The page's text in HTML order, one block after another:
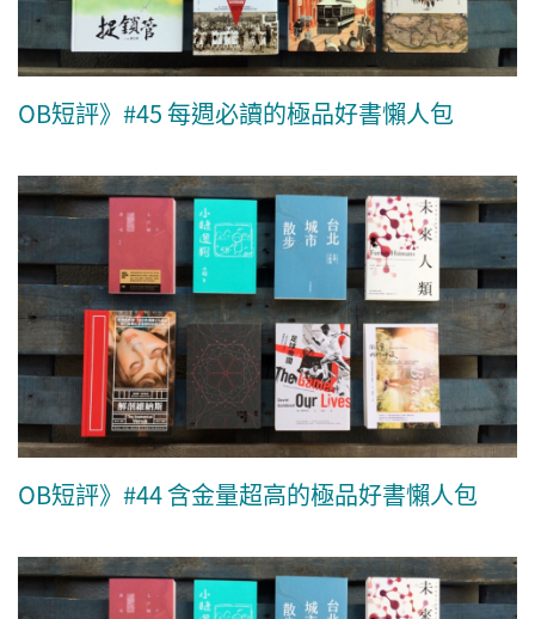
OB短評》#45 每週必讀的極品好書懶人包
OB短評》#44 含金量超高的極品好書懶人包